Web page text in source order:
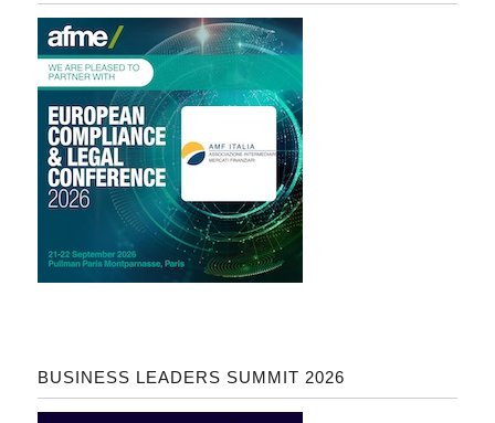
BUSINESS LEADERS SUMMIT 2026